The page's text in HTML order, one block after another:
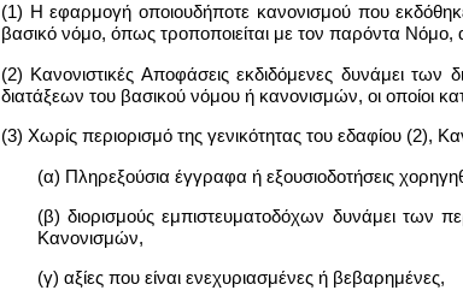
(1) Η εφαρμογή οποιουδήποτε κανονισμού που
βασικό νόμο, όπως τροποποιείται με τον παρόντα
(2) Κανονιστικές Αποφάσεις εκδιδόμενες δυνάμει
διατάξεων του βασικού νόμου ή κανονισμών, οι οποίοι
(3) Χωρίς περιορισμό της γενικότητας του εδαφίου (2),
(α) Πληρεξούσια έγγραφα ή εξουσιοδοτήσεις
(β) διορισμούς εμπιστευματοδόχων δυνάμει των
Κανονισμών,
(γ) αξίες που είναι ενεχυριασμένες ή βεβαρημένες,